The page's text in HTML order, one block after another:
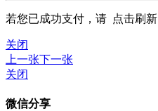
若您已成功支付，请 点击刷新
关闭
上一张下一张
关闭
微信分享